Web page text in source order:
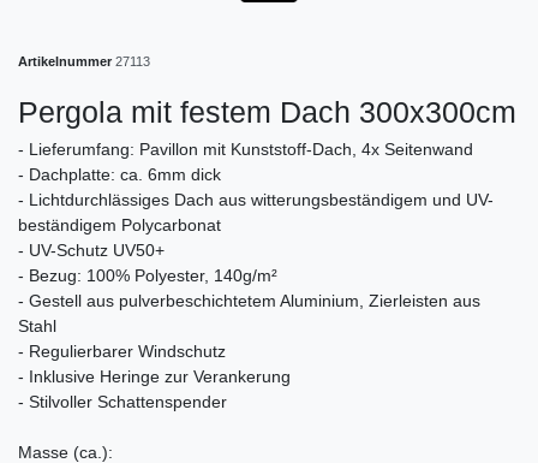
Artikelnummer 27113
Pergola mit festem Dach 300x300cm
- Lieferumfang: Pavillon mit Kunststoff-Dach, 4x Seitenwand
- Dachplatte: ca. 6mm dick
- Lichtdurchlässiges Dach aus witterungsbeständigem und UV-
beständigem Polycarbonat
- UV-Schutz UV50+
- Bezug: 100% Polyester, 140g/m²
- Gestell aus pulverbeschichtetem Aluminium, Zierleisten aus
Stahl
- Regulierbarer Windschutz
- Inklusive Heringe zur Verankerung
- Stilvoller Schattenspender
Masse (ca.):